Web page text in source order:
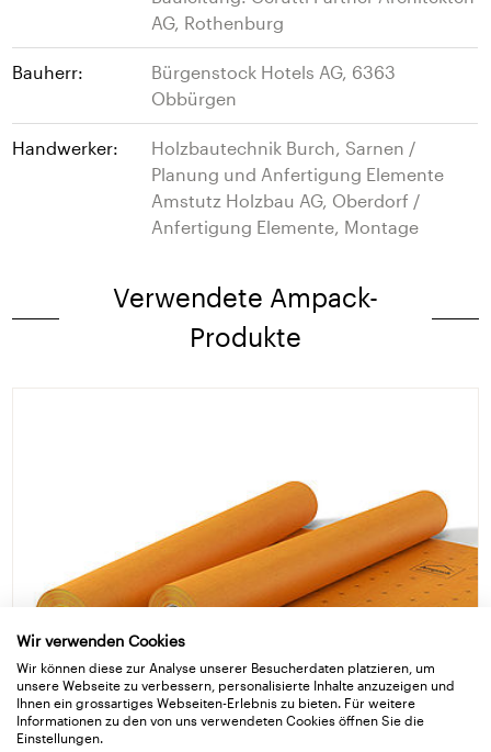
AG, Rothenburg
Bauherr:
Bürgenstock Hotels AG, 6363
Obbürgen
Handwerker:
Holzbautechnik Burch, Sarnen /
Planung und Anfertigung Elemente
Amstutz Holzbau AG, Oberdorf /
Anfertigung Elemente, Montage
Verwendete Ampack-
Produkte
Wir verwenden Cookies
Wir können diese zur Analyse unserer Besucherdaten platzieren, um
unsere Webseite zu verbessern, personalisierte Inhalte anzuzeigen und
Ihnen ein grossartiges Webseiten-Erlebnis zu bieten. Für weitere
Informationen zu den von uns verwendeten Cookies öffnen Sie die
Einstellungen.